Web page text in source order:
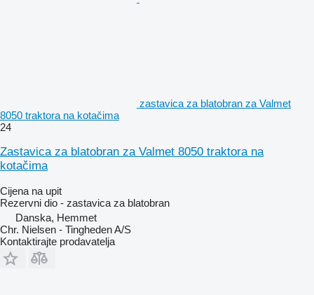
zastavica za blatobran za Valmet
8050 traktora na kotačima
24
Zastavica za blatobran za Valmet 8050 traktora na
kotačima
Cijena na upit
Rezervni dio - zastavica za blatobran
Danska, Hemmet
Chr. Nielsen - Tingheden A/S
Kontaktirajte prodavatelja